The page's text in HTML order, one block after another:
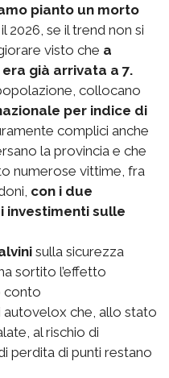
pianto un morto
2026, se il trend non si
visto che a
già arrivata a 7.
collocano
per indice di
complici anche
la provincia e che
numerose vittime, fra
con i due
investimenti sulle
sulla sicurezza
sortito l’effetto
conto
autovelox che, allo stato
al rischio di
perdita di punti restano